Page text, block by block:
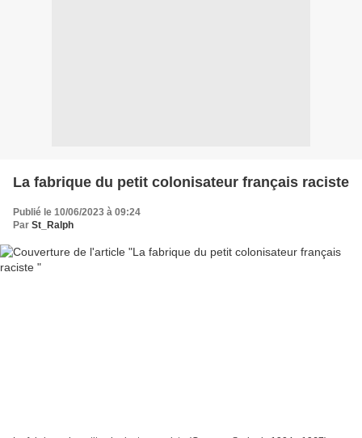
La fabrique du petit colonisateur français raciste
Publié le 10/06/2023 à 09:24
Par St_Ralph